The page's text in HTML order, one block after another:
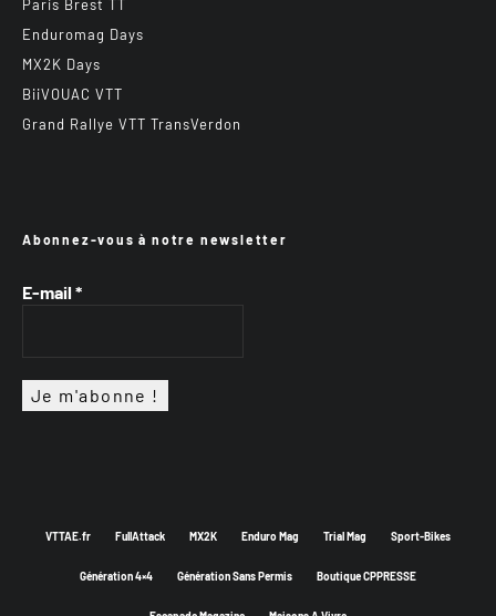
Paris Brest TT
Enduromag Days
MX2K Days
BiiVOUAC VTT
Grand Rallye VTT TransVerdon
Abonnez-vous à notre newsletter
E-mail *
VTTAE.fr FullAttack MX2K Enduro Mag Trial Mag Sport-Bikes
Génération 4×4 Génération Sans Permis Boutique CPPRESSE